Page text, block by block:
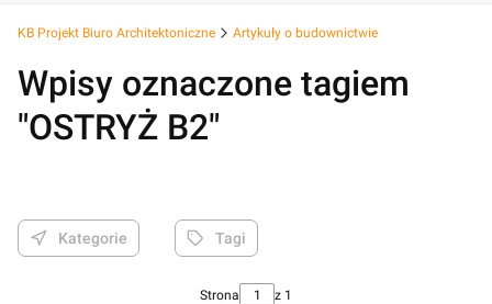
KB Projekt Biuro Architektoniczne Artykuły o budownictwie
Wpisy oznaczone tagiem
"OSTRYŻ B2"
Kategorie Tagi
Strona z 1